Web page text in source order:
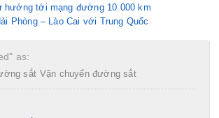
hướng tới mạng đường 10.000 km
Phòng – Lào Cai với Trung Quốc
as:
sắt Vận chuyển đường sắt